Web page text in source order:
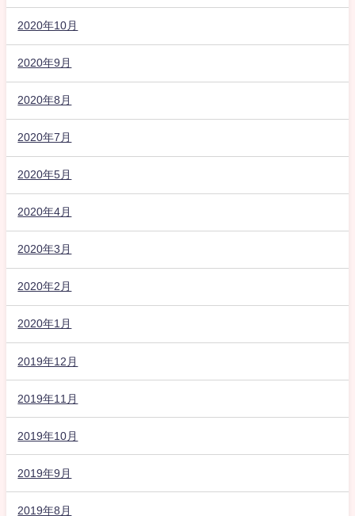
2020年10月
2020年9月
2020年8月
2020年7月
2020年5月
2020年4月
2020年3月
2020年2月
2020年1月
2019年12月
2019年11月
2019年10月
2019年9月
2019年8月